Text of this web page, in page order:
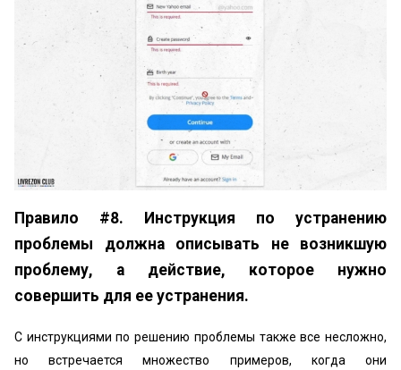
Правило #8. Инструкция по устранению
проблемы должна описывать не возникшую
проблему, а действие, которое нужно
совершить для ее устранения.
С инструкциями по решению проблемы также все несложно,
но встречается множество примеров, когда они